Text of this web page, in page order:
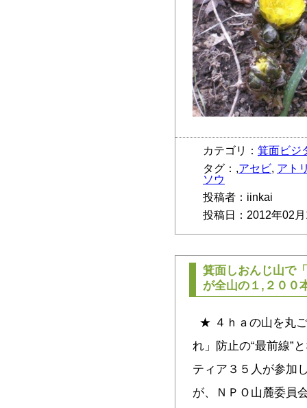
カテゴリ： 箕面ビジ
タグ：,アセビ, アト
ソウ
投稿者：iinkai
投稿日：2012年02
箕面しおんじ山で
が全山の１,２００
★ ４ｈａの山を丸
れ」防止の“最前線”
ティア３５人が参加
が、ＮＰＯ山麓委員